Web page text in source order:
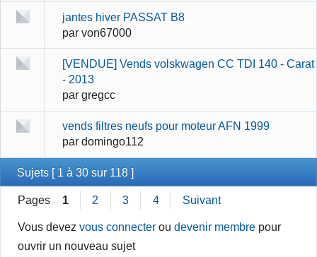
jantes hiver PASSAT B8
par von67000
[VENDUE] Vends volskwagen CC TDI 140 - Carat
- 2013
par gregcc
vends filtres neufs pour moteur AFN 1999
par domingo112
Sujets [ 1 à 30 sur 118 ]
Pages 1 2 3 4 Suivant
Vous devezvous connecter oudevenir membre pour
ouvrir un nouveau sujet